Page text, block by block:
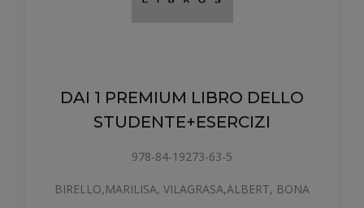
DAI 2 PREMIUM LIBRO DELLO
STUDENTE+ESERCIZI
978-84-1157-171-5
BACCI, SIMONE, BIRELLO, MARILISA, CASELLI